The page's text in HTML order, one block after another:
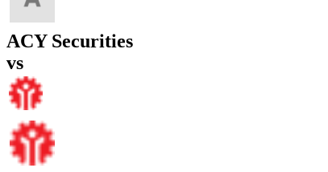
ACY Securities
vs